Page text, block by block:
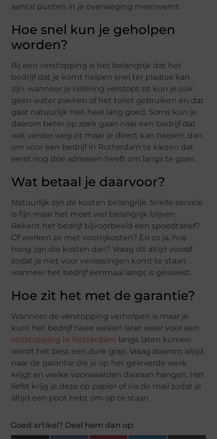
aantal punten in je overweging meeneemt.
Hoe snel kun je geholpen
worden?
Bij een verstopping is het belangrijk dat het
bedrijf dat je komt helpen snel ter plaatse kan
zijn. wanneer je riolering verstopt zit kun je ook
geen water pakken of het toilet gebruiken en dat
gaat natuurlijk niet heel lang goed. Soms kun je
daarom beter op zoek gaan naar een bedrijf dat
wat verder weg zit maar je direct kan helpen, dan
om voor een bedrijf in Rotterdam te kiezen dat
eerst nog drie adressen heeft om langs te gaan.
Wat betaal je daarvoor?
Natuurlijk zijn de kosten belangrijk. Snelle service
is fijn maar het moet wel belangrijk blijven.
Rekent het bedrijf bijvoorbeeld een spoedtarief?
Of werken ze met voorrijkosten? En zo ja, hoe
hoog zijn die kosten dan? Vraag dit altijd vooraf
zodat je niet voor verrassingen komt te staan
wanneer het bedrijf eenmaal langs is geweest.
Hoe zit het met de garantie?
Wanneer de verstopping verholpen is maar je
kunt het bedrijf twee weken later weer voor een
ontstopping in Rotterdam langs laten komen
wordt het best een dure grap. Vraag daarom altijd
naar de garantie die je op het geleverde werk
krijgt en welke voorwaarden daaraan hangen. Het
liefst krijg je deze op papier of via de mail zodat je
altijd een poot hebt om op te staan.
Goed artikel? Deel hem dan op: